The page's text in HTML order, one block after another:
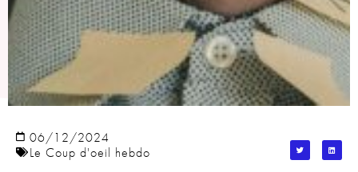
06/12/2024
Le Coup d'oeil hebdo